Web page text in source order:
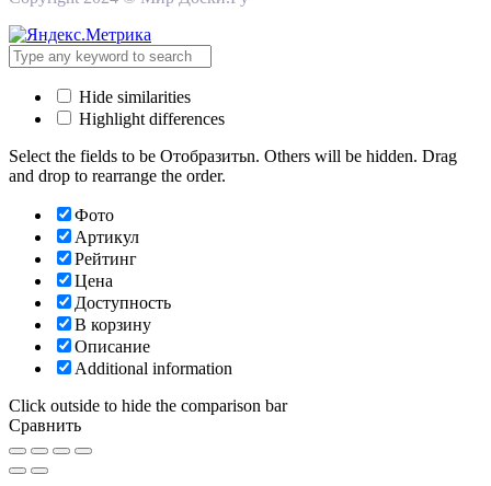
Hide similarities
Highlight differences
Select the fields to be Отобразитьn. Others will be hidden. Drag
and drop to rearrange the order.
Фото
Артикул
Рейтинг
Цена
Доступность
В корзину
Описание
Additional information
Click outside to hide the comparison bar
Сравнить